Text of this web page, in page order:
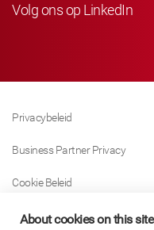
Volg ons op LinkedIn
Privacybeleid
Business Partner Privacy
Cookie Beleid
Modern Slavery Act Policy
About cookies on this site